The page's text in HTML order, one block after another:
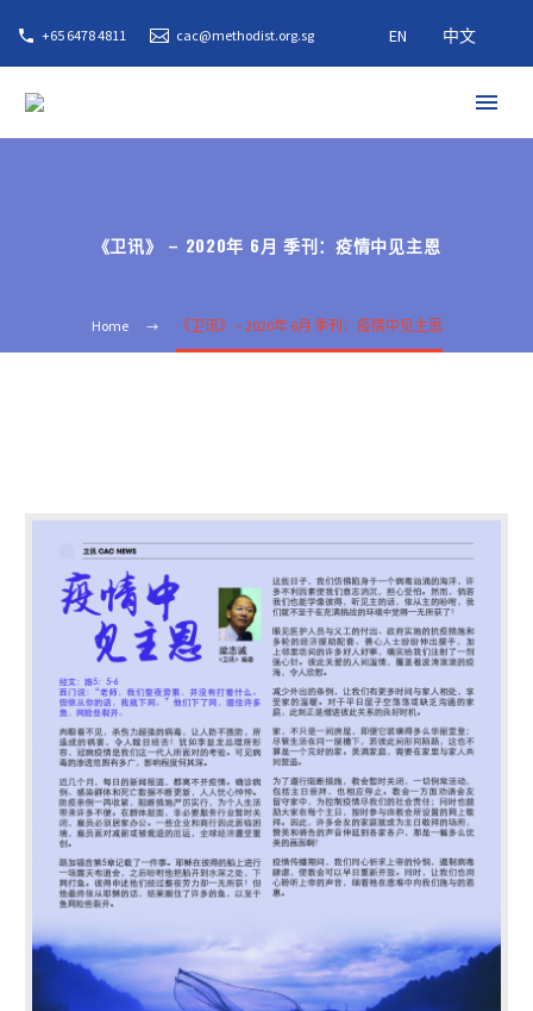
+65 6478 4811 cac@methodist.org.sg EN 中文
《卫讯》 – 2020年 6月 季刊：疫情中见主恩
Home 《卫讯》 – 2020年 6月 季刊：疫情中见主恩